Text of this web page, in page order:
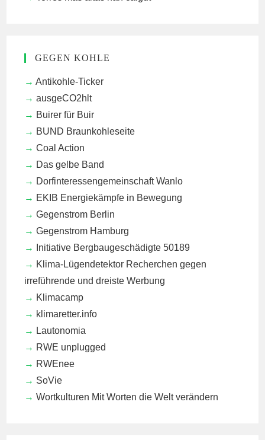
GEGEN KOHLE
Antikohle-Ticker
ausgeCO2hlt
Buirer für Buir
BUND Braunkohleseite
Coal Action
Das gelbe Band
Dorfinteressengemeinschaft Wanlo
EKIB Energiekämpfe in Bewegung
Gegenstrom Berlin
Gegenstrom Hamburg
Initiative Bergbaugeschädigte 50189
Klima-Lügendetektor Recherchen gegen
irreführende und dreiste Werbung
Klimacamp
klimaretter.info
Lautonomia
RWE unplugged
RWEnee
SoVie
Wortkulturen Mit Worten die Welt verändern